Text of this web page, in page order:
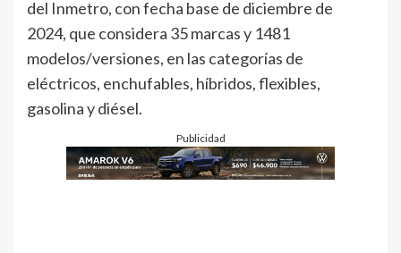
del Inmetro, con fecha base de diciembre de
2024, que considera 35 marcas y 1481
modelos/versiones, en las categorías de
eléctricos, enchufables, híbridos, flexibles,
gasolina y diésel.
Publicidad